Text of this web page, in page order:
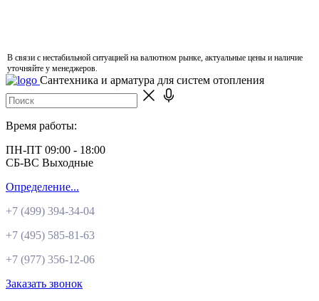
В связи с нестабильной ситуацией на валютном рынке, актуальные цены и наличие
уточняйте у менеджеров.
Сантехника и арматура для систем отопления
Время работы:
ПН-ПТ 09:00 - 18:00
СБ-ВС Выходные
Определение...
+7 (499) 394-34-04
+7 (495) 585-81-63
+7 (977) 356-12-06
Заказать звонок